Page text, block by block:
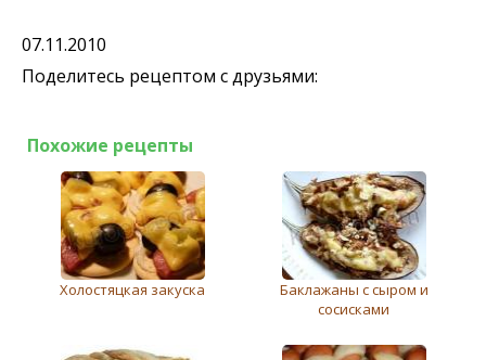
07.11.2010
Поделитесь рецептом с друзьями:
Похожие рецепты
Холостяцкая закуска
Баклажаны с сыром и
сосисками